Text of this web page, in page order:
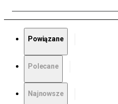
Powiązane
Polecane
Najnowsze